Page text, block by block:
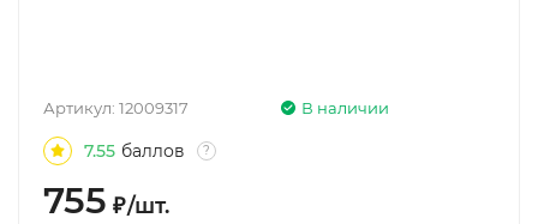
В наличии
Артикул: 12009317
7.55 баллов ?
755 ₽/шт.